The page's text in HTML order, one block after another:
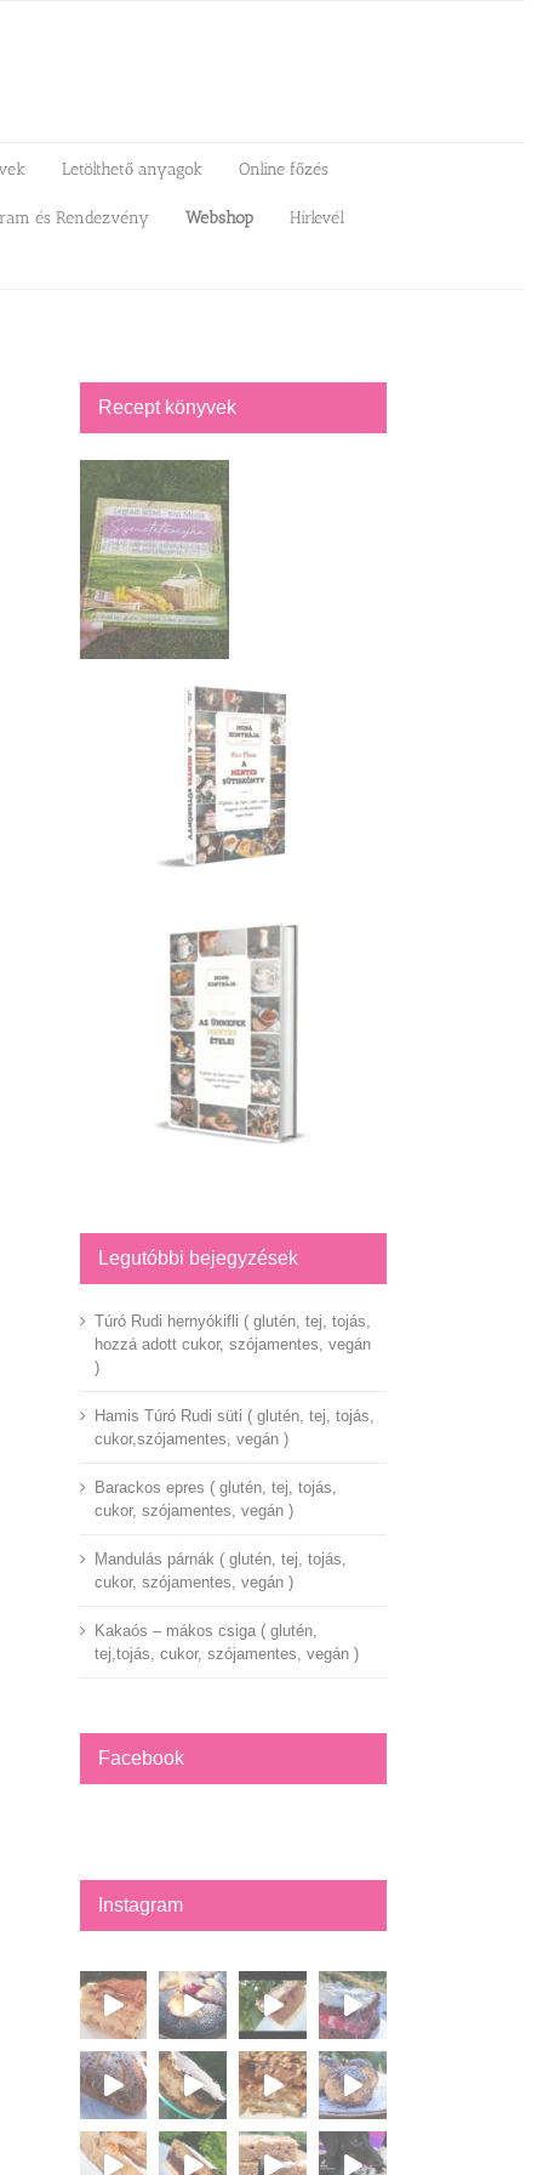
Letölthető anyagok Online főzés
és Rendezvény Webshop Hírlevél
Recept könyvek
Legutóbbi bejegyzések
Túró Rudi hernyókifli ( glutén, tej, tojás,
hozzá adott cukor, szójamentes, vegán
)
Hamis Túró Rudi süti ( glutén, tej, tojás,
cukor,szójamentes, vegán )
Barackos epres ( glutén, tej, tojás,
cukor, szójamentes, vegán )
Mandulás párnák ( glutén, tej, tojás,
cukor, szójamentes, vegán )
Kakaós – mákos csiga ( glutén,
tej,tojás, cukor, szójamentes, vegán )
Facebook
Instagram